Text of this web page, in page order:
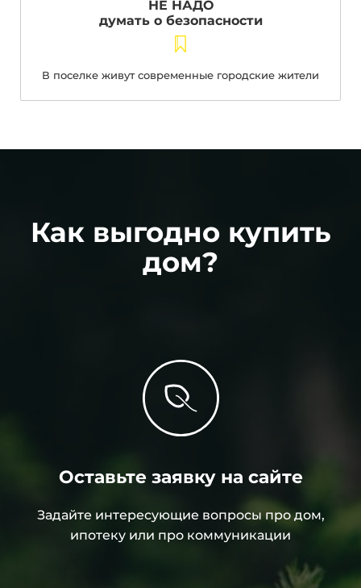
НЕ НАДО
думать о безопасности
В поселке живут современные городские жители
Как выгодно купить
дом?
Оставьте заявку на сайте
Задайте интересующие вопросы про дом,
ипотеку или про коммуникации